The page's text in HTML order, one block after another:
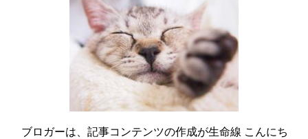
ブロガーは、記事コンテンツの作成が生命線 こんにち